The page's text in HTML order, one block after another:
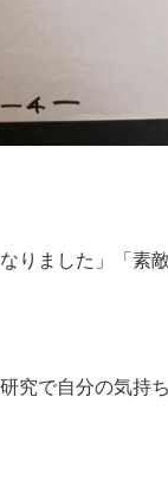
りました」「素
究で自分の気持